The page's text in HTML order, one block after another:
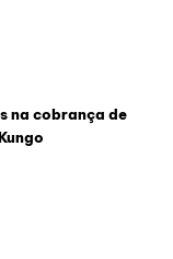
na cobrança de